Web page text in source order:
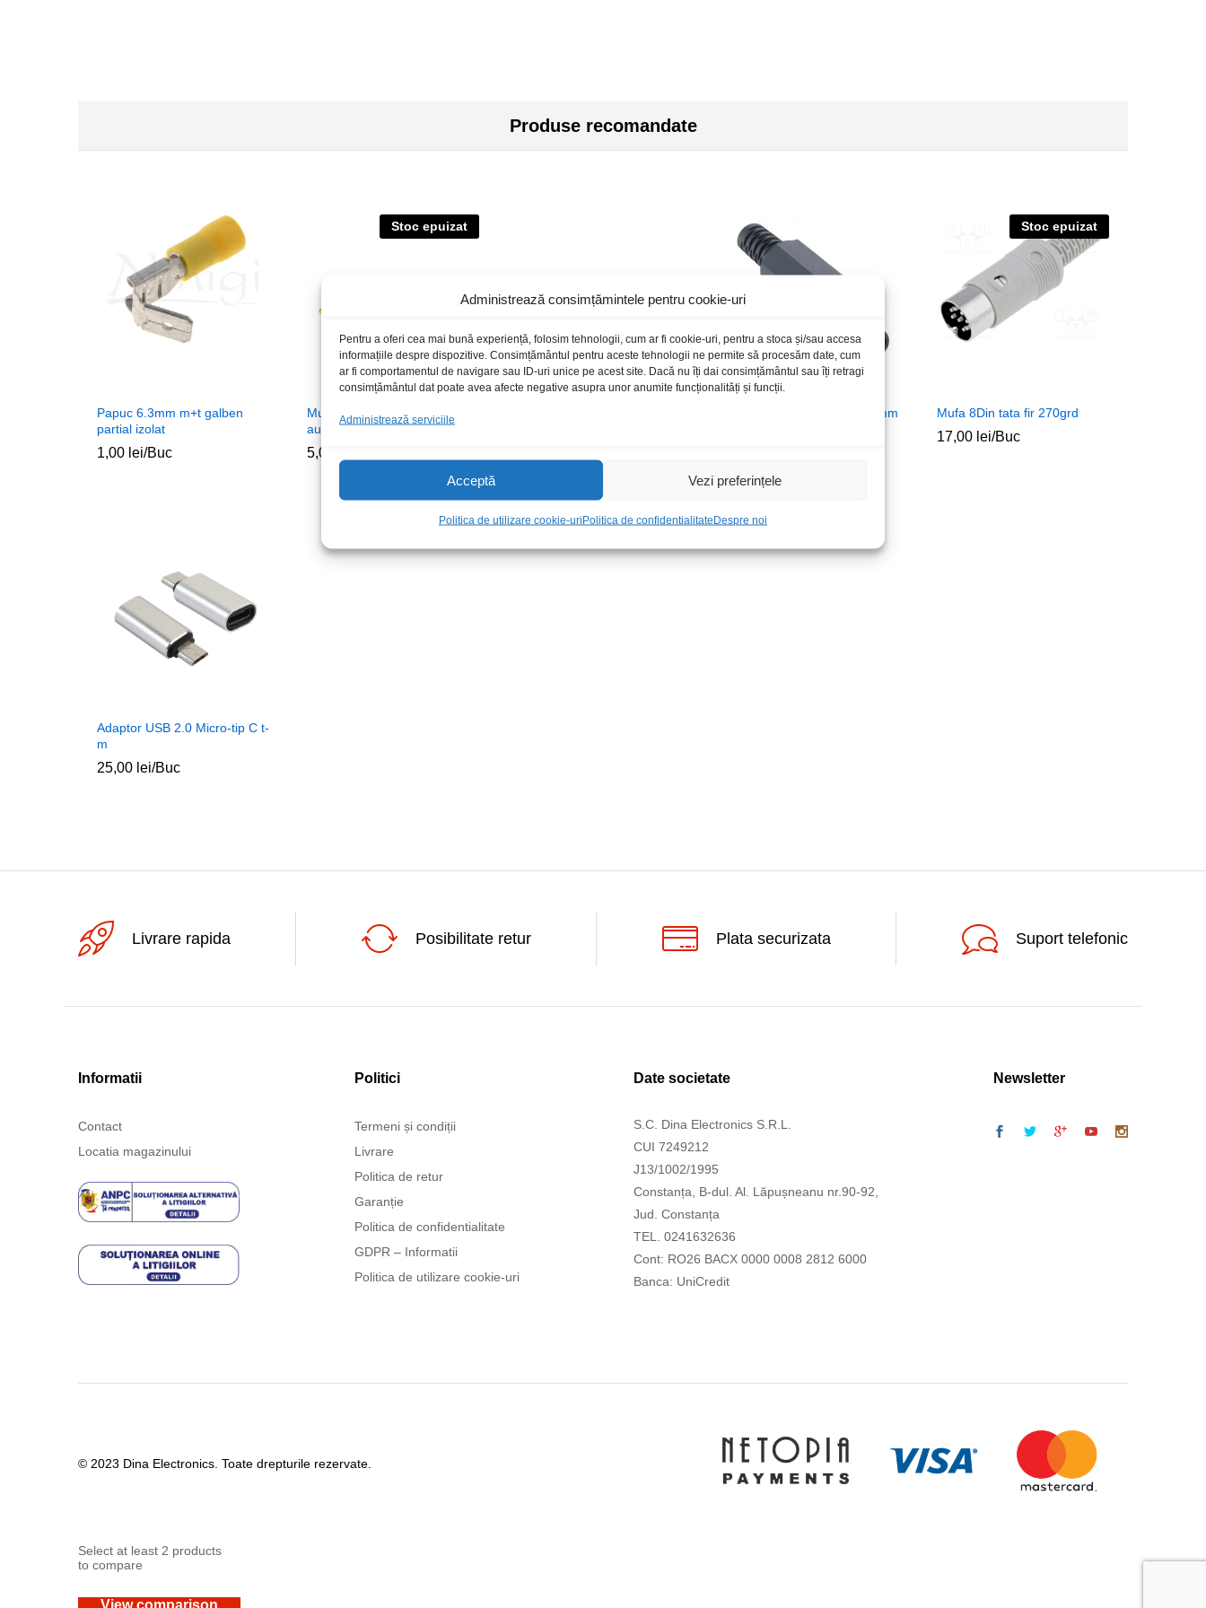
Administrează consimțămintele pentru cookie-uri
Pentru a oferi cea mai bună experiență, folosim tehnologii, cum ar fi cookie-uri, pentru a stoca și/sau accesa
informațiile despre dispozitive. Consimțământul pentru aceste tehnologii ne permite să procesăm date, cum
ar fi comportamentul de navigare sau ID-uri unice pe acest site. Dacă nu îți dai consimțământul sau îți retragi
consimțământul dat poate avea afecte negative asupra unor anumite funcționalități și funcții.
Administrează serviciile
Acceptă Vezi preferințele
Politica de utilizare cookie-uriPolitica de confidentialitateDespre noi
Produse recomandate
Papuc 6.3mm m+t galben
partial izolat
1,00 lei/Buc
Stoc epuizat
Mufa 6.3st tata metal varf
aurit albastru
5,00
Mufa alim tata 2.1×5.5-9.5mm
Stoc epuizat
Mufa 8Din tata fir 270grd
17,00 lei/Buc
Adaptor USB 2.0 Micro-tip C t-
m
25,00 lei/Buc
Livrare rapida Posibilitate retur Plata securizata Suport telefonic
Informatii
Contact
Locatia magazinului
Politici
Termeni și condiții
Livrare
Politica de retur
Garanție
Politica de confidentialitate
GDPR – Informatii
Politica de utilizare cookie-uri
Date societate
S.C. Dina Electronics S.R.L.
CUI 7249212
J13/1002/1995
Constanța, B-dul. Al. Lăpușneanu nr.90-92,
Jud. Constanța
TEL. 0241632636
Cont: RO26 BACX 0000 0008 2812 6000
Banca: UniCredit
Newsletter
© 2023 Dina Electronics. Toate drepturile rezervate.
Select at least 2 products
to compare